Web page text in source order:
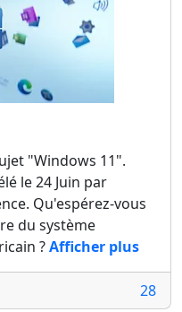
"Windows 11".
le 24 Juin par
Qu'espérez-vous
du système
?Afficher plus
28